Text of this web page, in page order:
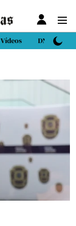
Vídeos DN Sport